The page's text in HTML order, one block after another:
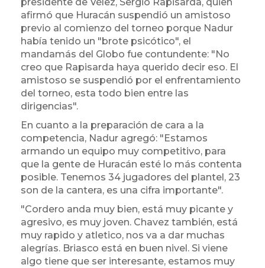
afirmó que Huracán suspendió un amistoso
previo al comienzo del torneo porque Nadur
había tenido un "brote psicótico", el
mandamás del Globo fue contundente: "No
creo que Rapisarda haya querido decir eso. El
amistoso se suspendió por el enfrentamiento
del torneo, esta todo bien entre las
dirigencias".
En cuanto a la preparación de cara a la
competencia, Nadur agregó: "Estamos
armando un equipo muy competitivo, para
que la gente de Huracán esté lo más contenta
posible. Tenemos 34 jugadores del plantel, 23
son de la cantera, es una cifra importante".
"Cordero anda muy bien, está muy picante y
agresivo, es muy joven. Chavez también, está
muy rapido y atletico, nos va a dar muchas
alegrías. Briasco está en buen nivel. Si viene
algo tiene que ser interesante, estamos muy